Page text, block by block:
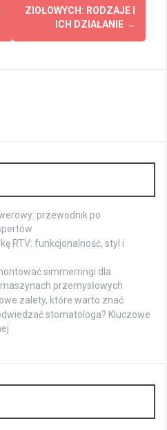
ZIOŁOWYCH: RODZAJE I
ICH DZIAŁANIE →
przewodnik po
RTV: funkcjonalność, styl i
simmerringi dla
przemysłowych
zalety, które warto znać
stomatologa? Kluczowe